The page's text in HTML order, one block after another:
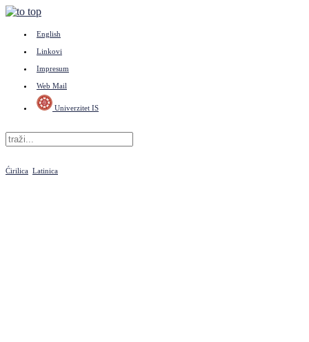
English
Linkovi
Impresum
Web Mail
Univerzitet IS
Ćirilica Latinica